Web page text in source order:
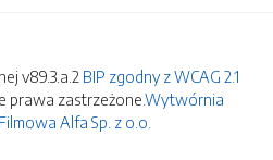
v89.3.a.2 BIP zgodny z WCAG 2.1
prawa zastrzeżone.Wytwórnia
Alfa Sp. z o.o.